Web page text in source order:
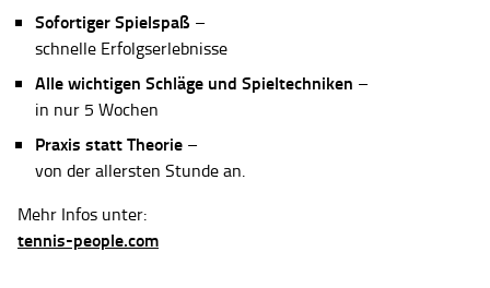
Sofortiger Spielspaß –
schnelle Erfolgserlebnisse
Alle wichtigen Schläge und Spieltechniken –
in nur 5 Wochen
Praxis statt Theorie –
von der allersten Stunde an.
Mehr Infos unter:
tennis-people.com